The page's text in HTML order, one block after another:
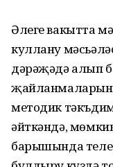
Әлеге вакытта
куллану
дәрәҗәдә алып
җайланмаларын
методик
әйткәндә,
барышында